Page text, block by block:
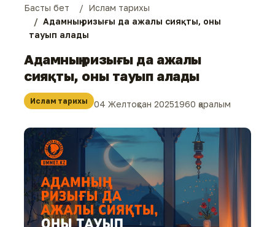
Басты бет
Ислам тарихы
Адамның ризығы да ажалы сияқты, оны
тауып алады
Адамның ризығы да ажалы
сияқты, оны тауып алады
Ислам тарихы 04 Желтоқсан 20251960 қаралым